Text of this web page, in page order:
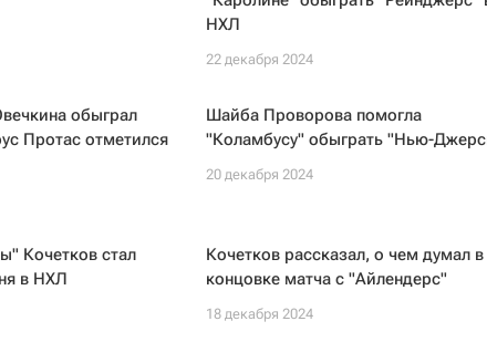
НХЛ
22 декабря 2024
обыграл
Протас отметился
Шайба Проворова помогла
"Коламбусу" обыграть "Нью-
20 декабря 2024
Кочетков стал
в НХЛ
Кочетков рассказал, о чем думал в
концовке матча с "Айлендерс"
18 декабря 2024